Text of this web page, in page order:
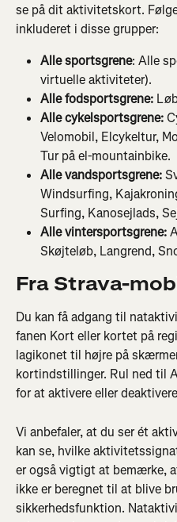
se på dit aktivitetskort.
inkluderet i disse grupper:
Alle sportsgrene: Alle
virtuelle aktiviteter).
Alle fodsportsgrene:
Alle cykelsportsgrene:
Velomobil, Elcykeltur,
Tur på el-mountainbike.
Alle vandsportsgrene:
Windsurfing,
Surfing, Kanosejlads,
Alle vintersportsgrene:
Skøjteløb, Langrend,
Fra Strava-
Du kan få adgang til
fanen Kort eller kortet på
lagikonet til højre på
kortindstillinger. Rul ned til
for at aktivere eller
Vi anbefaler, at du ser ét
kan se, hvilke
er også vigtigt at bemærke,
ikke er beregnet til at blive
sikkerhedsfunktion.